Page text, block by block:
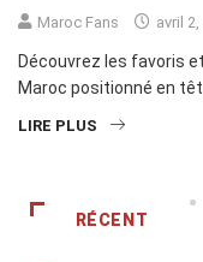
Maroc Fans avril
Découvrez les favoris
Maroc positionné en
LIRE PLUS
RÉCENT